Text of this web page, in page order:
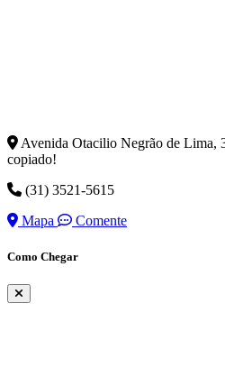
Avenida Otacilio Negrão de Lima,
copiado!
(31) 3521-5615
Mapa
Comente
Como Chegar